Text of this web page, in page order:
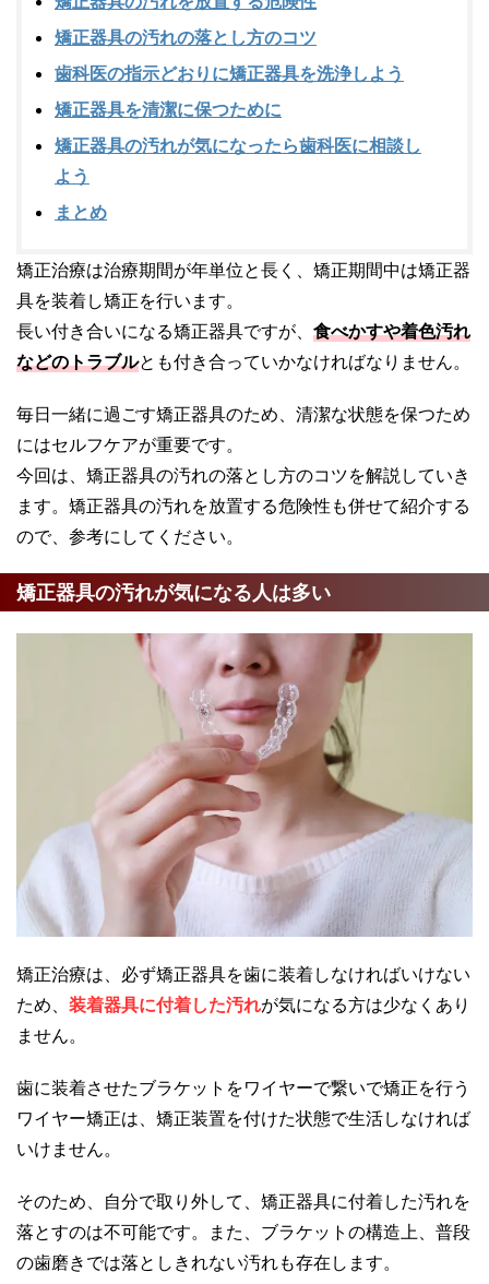
矯正器具の汚れの落とし方のコツ
歯科医の指示どおりに矯正器具を洗浄しよう
矯正器具を清潔に保つために
矯正器具の汚れが気になったら歯科医に相談し
よう
まとめ
矯正治療は治療期間が年単位と長く、矯正期間中は矯正器
具を装着し矯正を行います。
長い付き合いになる矯正器具ですが、 食べかすや着色汚れ
などのトラブルとも付き合っていかなければなりません。
毎日一緒に過ごす矯正器具のため、清潔な状態を保つため
にはセルフケアが重要です。
今回は、矯正器具の汚れの落とし方のコツを解説していき
ます。矯正器具の汚れを放置する危険性も併せて紹介する
ので、参考にしてください。
矯正器具の汚れが気になる人は多い
矯正治療は、必ず矯正器具を歯に装着しなければいけない
ため、 装着器具に付着した汚れが気になる方は少なくあり
ません。
歯に装着させたブラケットをワイヤーで繋いで矯正を行う
ワイヤー矯正は、矯正装置を付けた状態で生活しなければ
いけません。
そのため、自分で取り外して、矯正器具に付着した汚れを
落とすのは不可能です。また、ブラケットの構造上、普段
の歯磨きでは落としきれない汚れも存在します。